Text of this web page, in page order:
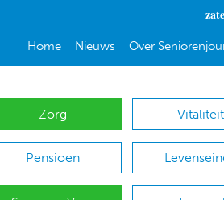
Home Nieuws Over
Zorg Vitaliteit
Pensioen